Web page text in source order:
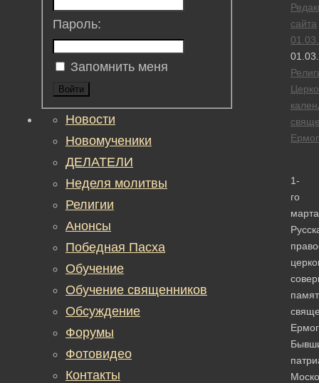
сайта
1-
го
марта
Пароль:
Запомнить меня
Войти
Новости
Новомученики
ДЕЛАТЕЛИ
Неделя молитвы
Религии
Анонсы
Победная Пасха
Обучение
Обучение священников
Обсуждение
Форумы
Фотовидео
Контакты